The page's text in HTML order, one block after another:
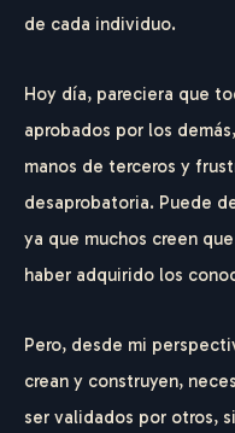
de cada individuo.
Hoy día, pareciera que
aprobados por los
manos de terceros y
desaprobatoria. Puede
ya que muchos creen
haber adquirido los
Pero, desde mi
crean y construyen,
ser validados por otros,